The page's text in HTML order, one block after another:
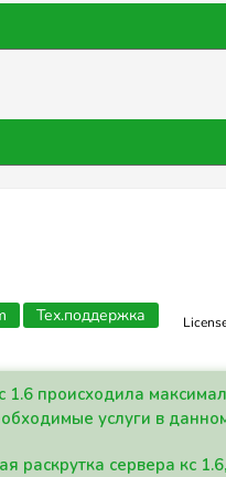
Тех.поддержка
1.6 происходила
услуги в
раскрутка сервера кс